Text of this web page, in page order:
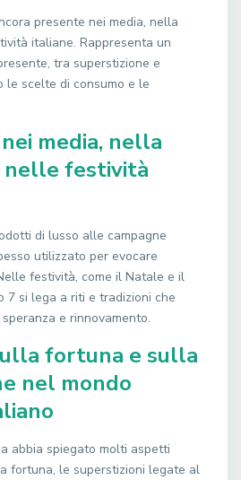
presente nei media, nella
italiane. Rappresenta un
tra superstizione e
le scelte di consumo e le
media, nella
nelle festività
di lusso alle campagne
utilizzato per evocare
festività, come il Natale e il
7 si lega a riti e tradizioni che
e rinnovamento.
fortuna e sulla
nel mondo
abbia spiegato molti aspetti
fortuna, le superstizioni legate al